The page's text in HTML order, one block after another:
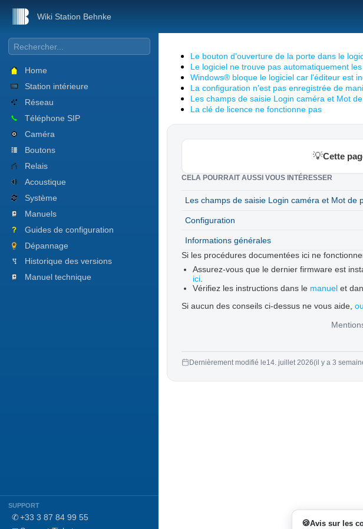
Avis sur les
Wiki Station Behnke
Home
Station intérieure
Réseau
Téléphone SIP
Caméra
Boutons
Relais
Acoustique
Système
Manuels
Guides de configuration
Dépannage
Historique des versions
Manuel technique
SUPPORT
✆ +33 3 87 84 99 55
Le bouton d'ouverture de la porte dans le
Le logiciel ne trouve pas automatiquement
Windows® bloque le logiciel car l'éditeur est
La configuration n'est pas enregistrée de
Les champs de saisie Login caméra et Mot
La clé de licence ne fonctionne pas
💡Cette
CELA POURRAIT AUSSI VOUS INTÉRESSER
Les champs de saisie Login caméra et Mot de
Configuration
Informations générales
Si les procédures documentées ici ne
Assurez-vous que le dernier firmware est
ici.
Vérifiez les instructions dans le manuelet
Si aucun des conseils ci-dessus ne vous aide,
Dernièrement modifié le14. juillet 2026(il y a 3